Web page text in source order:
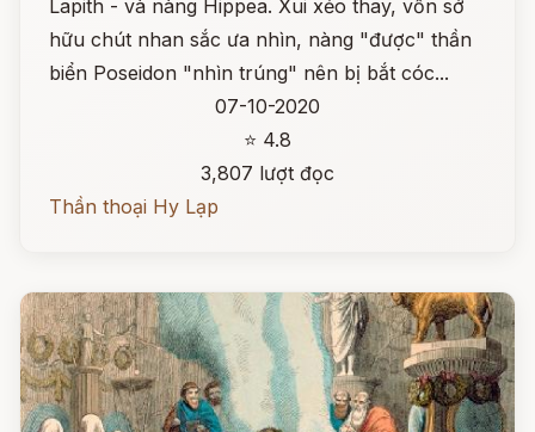
Lapith - và nàng Hippea. Xui xẻo thay, vốn sở
hữu chút nhan sắc ưa nhìn, nàng "được" thần
biển Poseidon "nhìn trúng" nên bị bắt cóc...
07-10-2020
⭐ 4.8
3,807 lượt đọc
Thần thoại Hy Lạp